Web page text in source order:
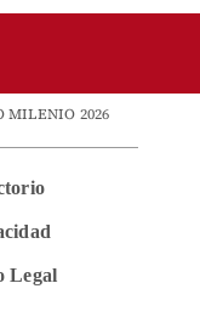
MILENIO 2026
Legal